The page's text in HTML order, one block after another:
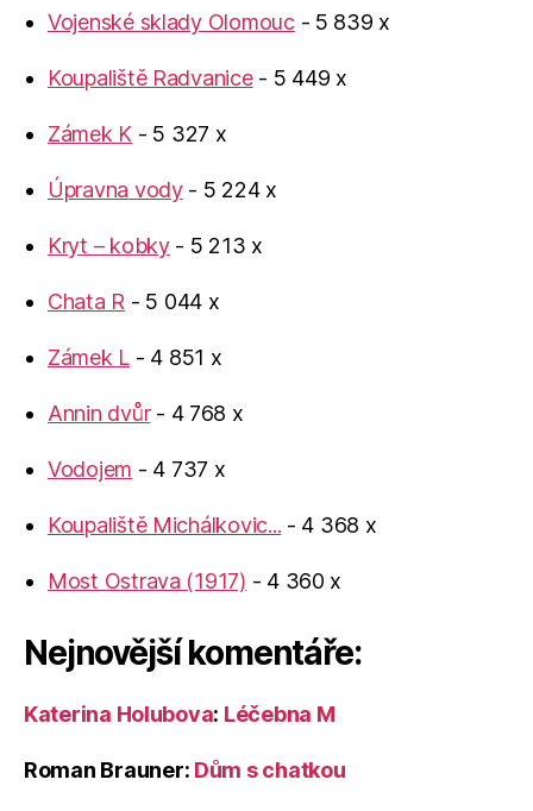
Vojenské sklady Olomouc- 5 839 x
Koupaliště Radvanice- 5 449 x
Zámek K - 5 327 x
Úpravna vody- 5 224 x
Kryt – kobky- 5 213 x
Chata R - 5 044 x
Zámek L - 4 851 x
Annin dvůr- 4 768 x
Vodojem - 4 737 x
Koupaliště Michálkovic... - 4 368 x
Most Ostrava (1917) - 4 360 x
Nejnovější komentáře:
Katerina Holubova: Léčebna M
Roman Brauner: Dům s chatkou